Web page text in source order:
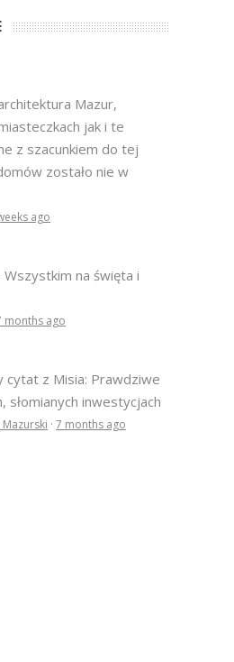
Mazur,
jak i te
z szacunkiem do tej
zostało nie w
ago
na święta i
months ago
cytat z Misia: Prawdziwe
słomianych inwestycjach
· 7 months ago